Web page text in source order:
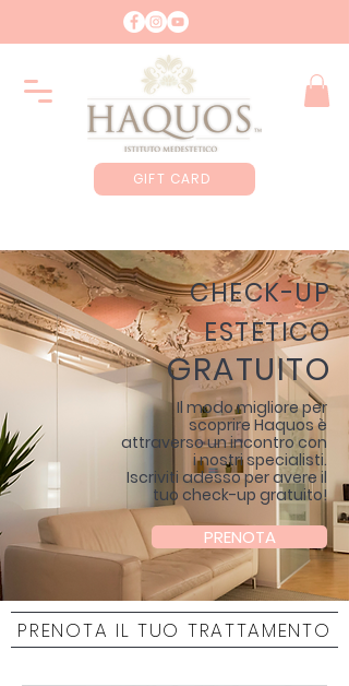
GIFT CARD
CHECK-UP
ESTETICO
GRATUITO
Il modo migliore per
scoprire Haquos è
attraverso un incontro con
i nostri specialisti.
Iscriviti adesso per avere il
tuo check-up gratuito!
PRENOTA
PRENOTA IL TUO TRATTAMENTO